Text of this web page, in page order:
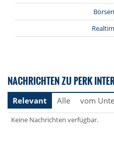
NACHRICHTEN ZU PERK
Relevant Alle vom
Keine Nachrichten verfügbar.